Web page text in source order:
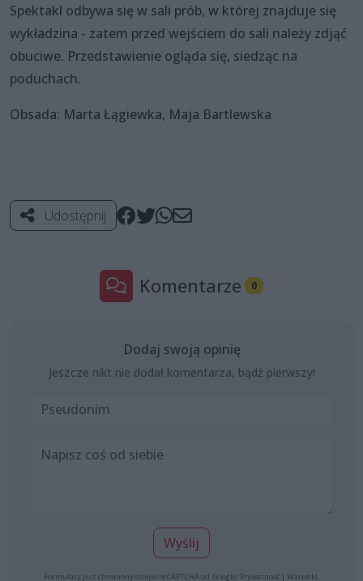
Spektakl odbywa się w sali prób, w której znajduje się
wykładzina - zatem przed wejściem do sali należy zdjąć
obuciwe. Przedstawienie ogląda się, siedząc na
poduchach.
Obsada: Marta Łągiewka, Maja Bartlewska
Udostępnij
Komentarze 0
Dodaj swoją opinię
Jeszcze nikt nie dodał komentarza, bądź pierwszy!
Wyślij
Formularz jest chroniony dzięki reCAPTCHA od Google: Prywatność | Warunki